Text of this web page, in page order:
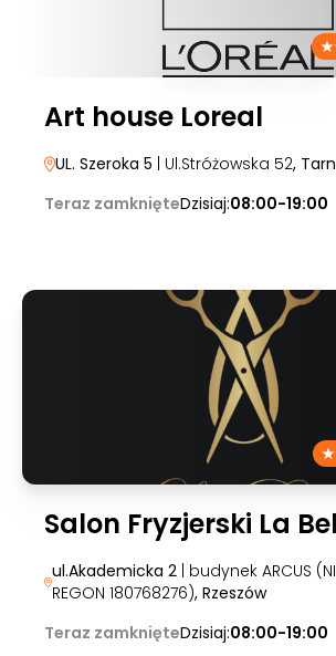
Art house Loreal
UL. Szeroka 5 | Ul.Stróżowska 52,
Teraz zamknięteDzisiaj:08:00-19:00
Salon Fryzjerski La
ul.Akademicka 2| budynek ARCUS
REGON 180768276), Rzeszów
Teraz zamknięteDzisiaj:08:00-19:00